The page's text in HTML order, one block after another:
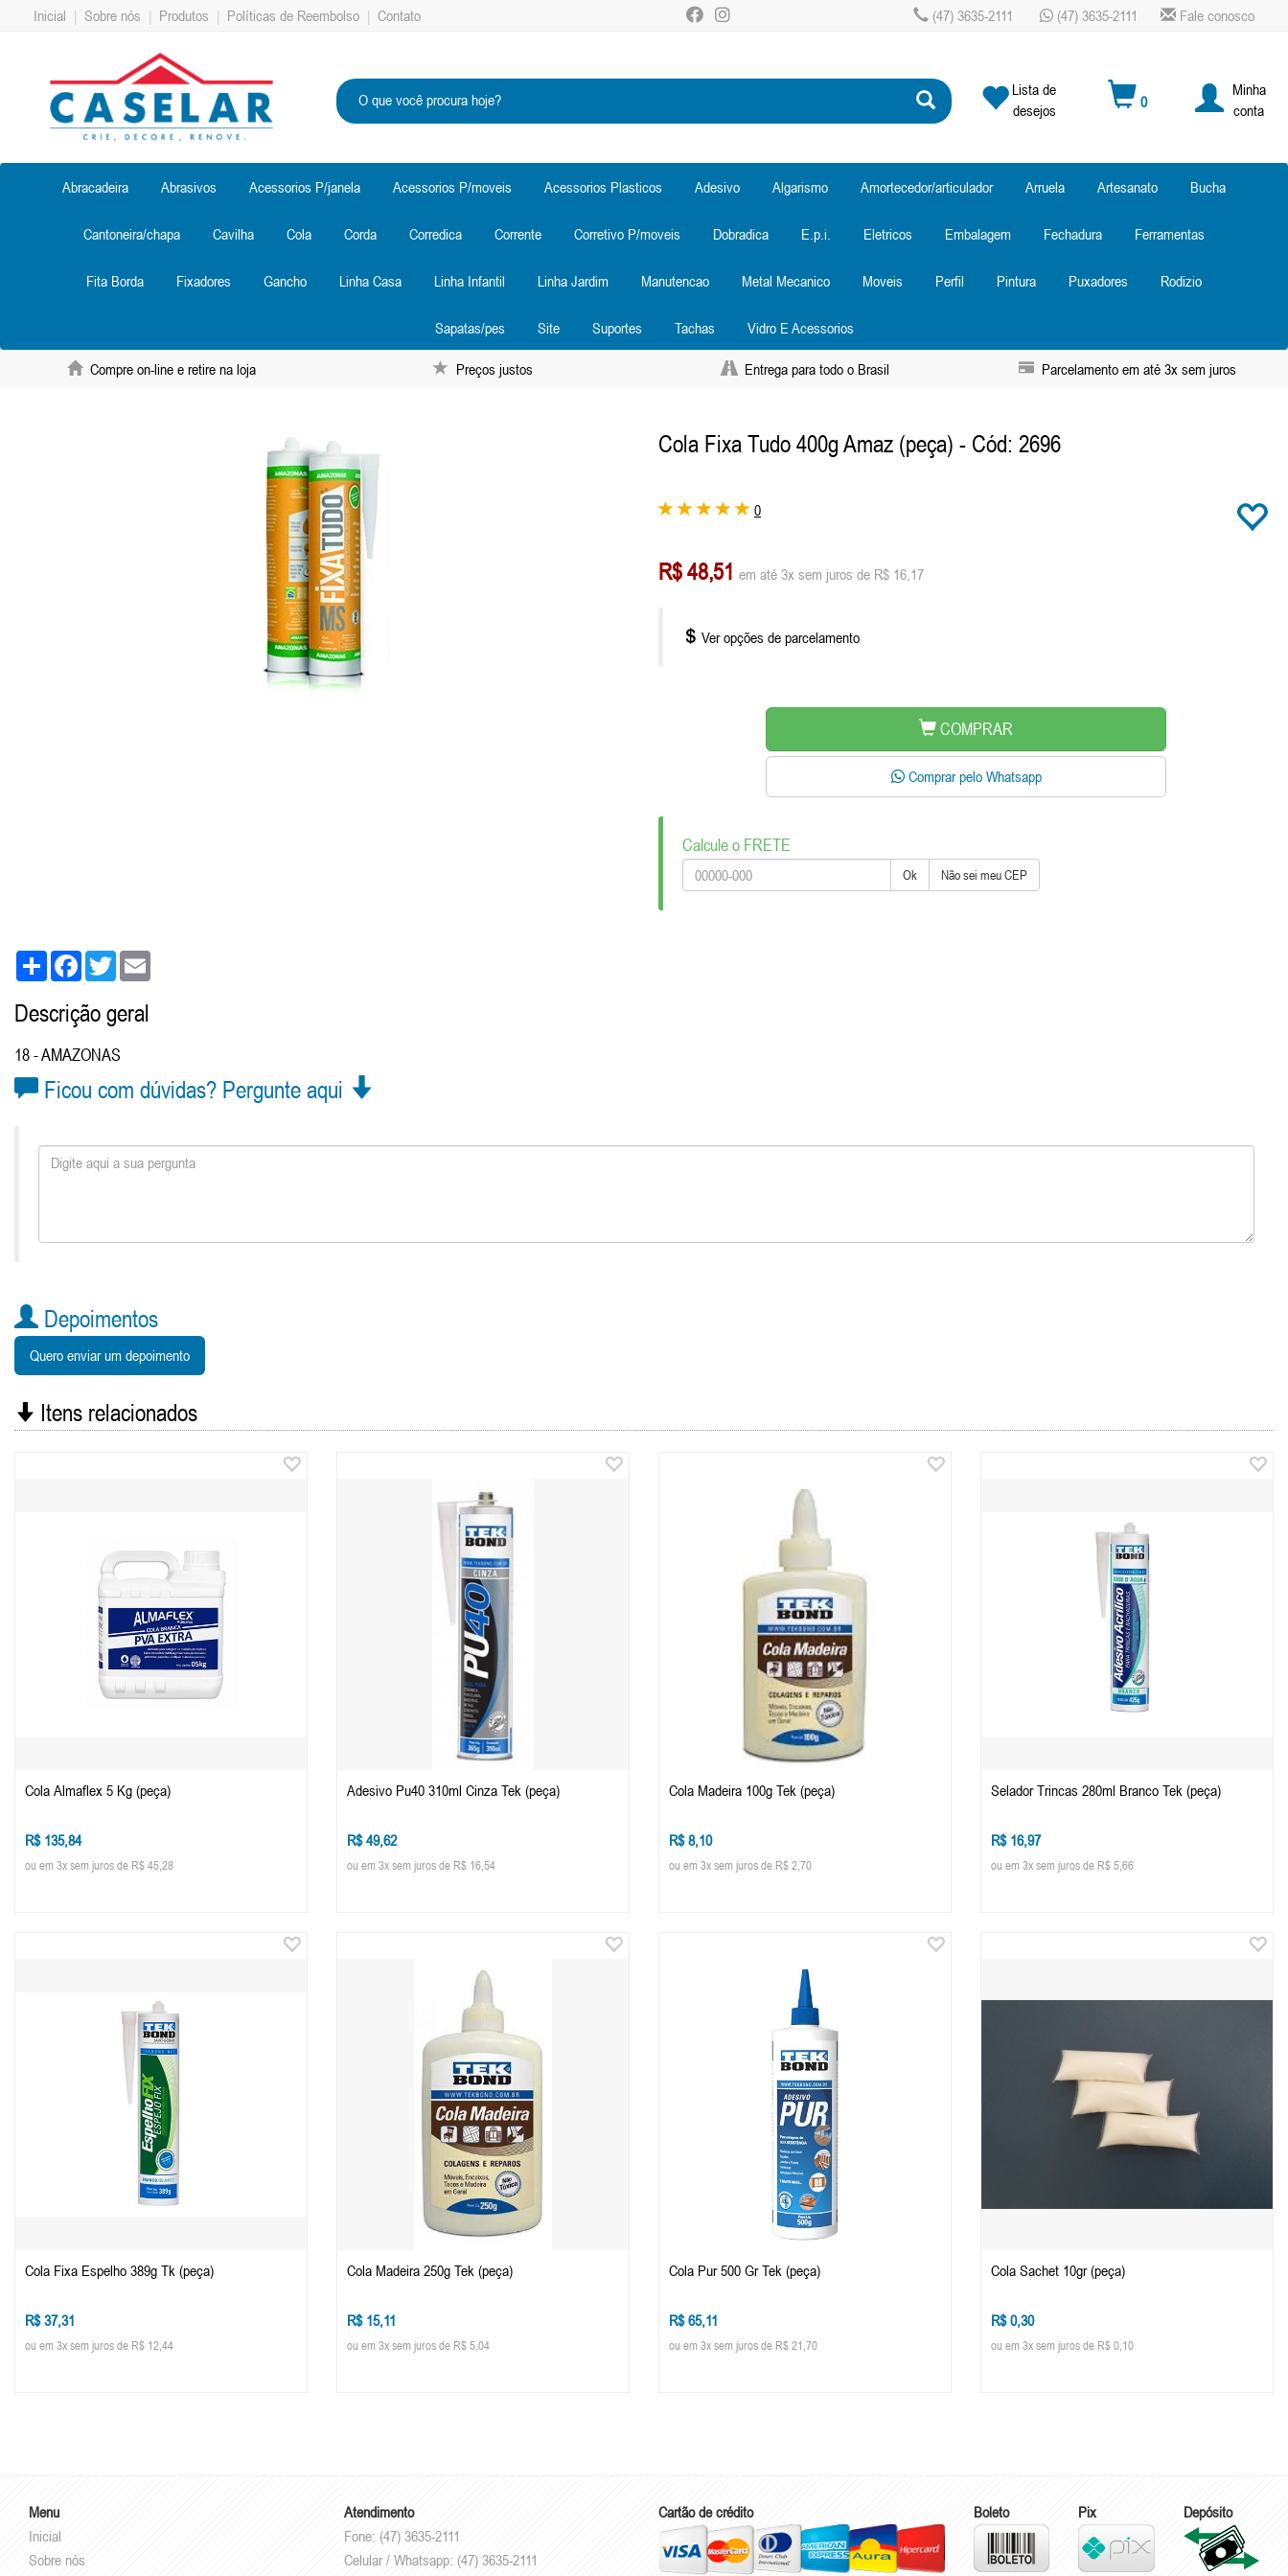
Inicial | Sobre nós | Produtos | Políticas de Reembolso | Contato (47) 3635-2111 (47) 3635-2111 Fale conosco
Lista de
desejos
0
Minha
conta
Abracadeira Abrasivos Acessorios P/janela Acessorios P/moveis Acessorios Plasticos Adesivo Algarismo Amortecedor/articulador Arruela Artesanato Bucha
Cantoneira/chapa Cavilha Cola Corda Corredica Corrente Corretivo P/moveis Dobradica E.p.i. Eletricos Embalagem Fechadura Ferramentas
Fita Borda Fixadores Gancho Linha Casa Linha Infantil Linha Jardim Manutencao Metal Mecanico Moveis Perfil Pintura Puxadores Rodizio
Sapatas/pes Site Suportes Tachas Vidro E Acessorios
Compre on-line e retire na loja Preços justos Entrega para todo o Brasil Parcelamento em até 3x sem juros
Cola Fixa Tudo 400g Amaz (peça) - Cód: 2696
0
R$ 48,51 em até 3x sem juros de R$ 16,17
Ver opções de parcelamento
COMPRAR
Comprar pelo Whatsapp
Calcule o FRETE
Ok Não sei meu CEP
Share FacebookTwitter
Descrição geral
18 - AMAZONAS
Ficou com dúvidas? Pergunte aqui
Depoimentos
Quero enviar um depoimento
Itens relacionados
Cola Almaflex 5 Kg (peça)
R$ 135,84
ou em 3x sem juros de R$ 45,28
Adesivo Pu40 310ml Cinza Tek (peça)
R$ 49,62
ou em 3x sem juros de R$ 16,54
Cola Madeira 100g Tek (peça)
R$ 8,10
ou em 3x sem juros de R$ 2,70
Selador Trincas 280ml Branco Tek (peça)
R$ 16,97
ou em 3x sem juros de R$ 5,66
Cola Fixa Espelho 389g Tk (peça)
R$ 37,31
ou em 3x sem juros de R$ 12,44
Cola Madeira 250g Tek (peça)
R$ 15,11
ou em 3x sem juros de R$ 5,04
Cola Pur 500 Gr Tek (peça)
R$ 65,11
ou em 3x sem juros de R$ 21,70
Cola Sachet 10gr (peça)
R$ 0,30
ou em 3x sem juros de R$ 0,10
Menu
Inicial
Sobre nós
Atendimento
Fone: (47) 3635-2111
Celular / Whatsapp: (47) 3635-2111
Cartão de crédito Boleto Pix Depósito